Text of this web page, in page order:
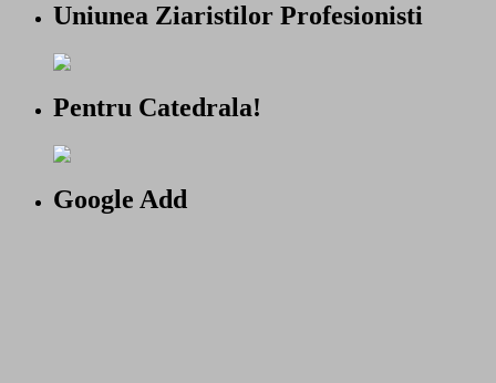
Uniunea Ziaristilor Profesionisti
Pentru Catedrala!
Google Add